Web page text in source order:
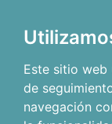
Este sitio
de
navegación